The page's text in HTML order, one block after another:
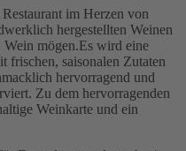
im Herzen von
hergestellten Weinen
mögen.Es wird eine
frischen, saisonalen Zutaten
hervorragend und
Zu dem hervorragenden
Weinkarte und ein